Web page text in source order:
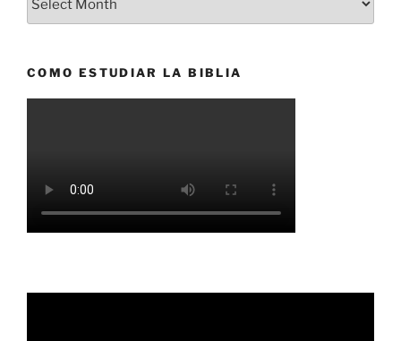
COMO ESTUDIAR LA BIBLIA